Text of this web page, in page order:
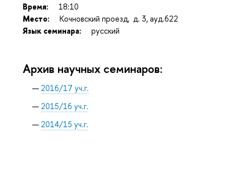
Время:
18:10
Место:
Кочновский проезд, д. 3, ауд.622
Язык семинара:
русский
Архив научных семинаров:
2016/17 уч.г.
2015/16 уч.г.
2014/15 уч.г.